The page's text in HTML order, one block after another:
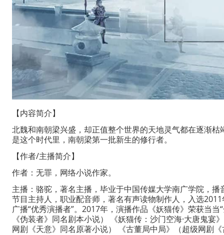
【内容简介】
北魏和南朝梁兴盛，却正值整个世界的天地灵气都在逐渐
是这个时代里，南朝梁第一批新生的修行者。
【作者/主播简介】
作者：无罪，网络小说作家。
主播：骆驼，著名主播，毕业于中国传媒大学南广学院，
节目主持人，职业配音师，著名有声读物制作人，入选
广播“优秀演播者”。2017年，演播作品《妖猫传》荣获当当
《伪装者》同名剧本小说）
《妖猫传：沙门空海·大唐鬼
网剧《天意》同名原著小说）
《古董局中局》（超级网剧